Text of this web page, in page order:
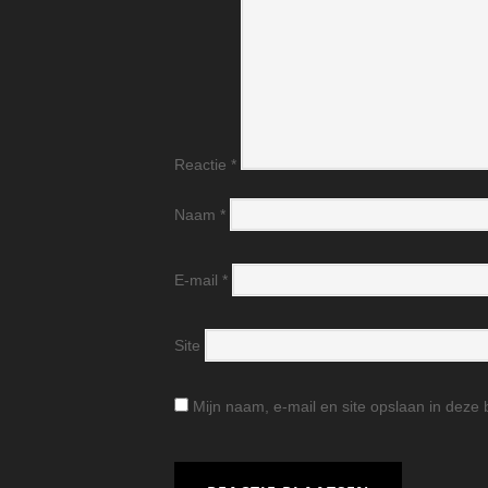
Reactie *
Naam *
E-mail *
Site
Mijn naam, e-mail en site opslaan in